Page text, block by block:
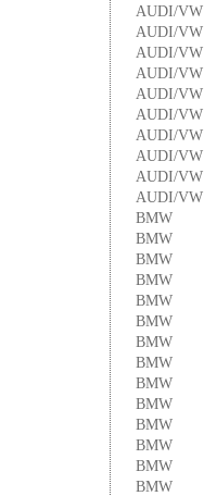
AUDI/VW
AUDI/VW
AUDI/VW
AUDI/VW
AUDI/VW
AUDI/VW
AUDI/VW
AUDI/VW
AUDI/VW
AUDI/VW
BMW
BMW
BMW
BMW
BMW
BMW
BMW
BMW
BMW
BMW
BMW
BMW
BMW
BMW